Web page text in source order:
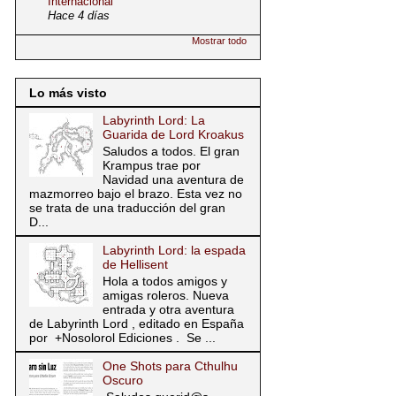
Hace 4 días
Mostrar todo
Lo más visto
Labyrinth Lord: La
Guarida de Lord Kroakus
Saludos a todos. El gran
Krampus trae por
Navidad una aventura de
mazmorreo bajo el brazo. Esta vez no
se trata de una traducción del gran
D...
Labyrinth Lord: la espada
de Hellisent
Hola a todos amigos y
amigas roleros. Nueva
entrada y otra aventura
de Labyrinth Lord , editado en España
por +Nosolorol Ediciones . Se ...
One Shots para Cthulhu
Oscuro